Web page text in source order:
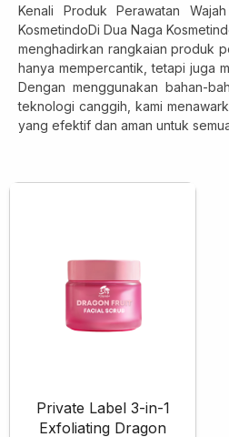
Face
Skincare
Face
Facial
Skincare
Makeup
Cleanser
Sunscreen
Kenali Produk Perawatan
KosmetindoDi Dua Naga
menghadirkan rangkaian produk
hanya mempercantik, tetapi juga
Dengan menggunakan bahan-
teknologi canggih, kami
yang efektif dan aman untuk
Private Label 3-in-1
Exfoliating Dragon